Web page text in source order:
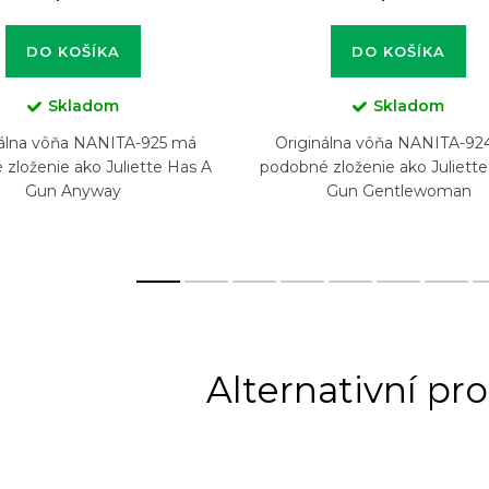
DO KOŠÍKA
Skladom
vôňa NANITA-925 má
zloženie ako Juliette Has A
Gun Anyway
DO KOŠÍKA
Skladom
Originálna vôňa NANITA-
podobné zloženie ako
Gun Gentlewoman